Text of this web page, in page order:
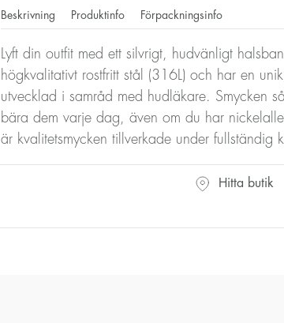
Beskrivning Produktinfo Förpackningsinfo
Lyft din outfit med ett silvrigt, hudvänligt
högkvalitativt rostfritt stål (316L) och har en
utvecklad i samråd med hudläkare. Smycken
bära dem varje dag, även om du har
är kvalitetsmycken tillverkade under fullständig
Hitta butik